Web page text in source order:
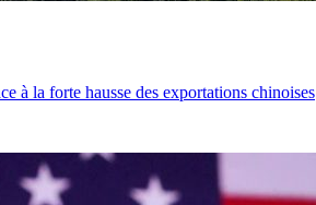
à la forte hausse des exportations chinoises